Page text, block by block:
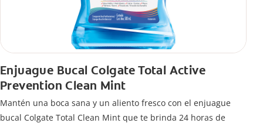
Enjuague Bucal Colgate Total Active
Prevention Clean Mint
Mantén una boca sana y un aliento fresco con el enjuague
bucal Colgate Total Clean Mint que te brinda 24 horas de